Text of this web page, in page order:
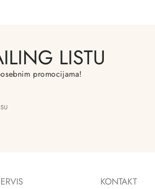
LISTU
promocijama!
KONTAKT